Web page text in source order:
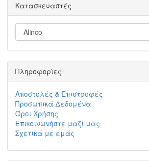
Κατασκευαστές
Πληροφορίες
Αποστολές & Επιστροφές
Προσωπικά Δεδομένα
Όροι Χρήσης
Επικοινωνήστε μαζί μας
Σχετικά με εμάς